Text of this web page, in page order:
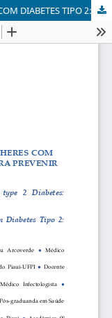
AS CONDIÇÕES CLÍNICAS DE MULHERES COM DIABETES TIPO 2: AVALIANDO PARA PREVENIR AGRAVOS